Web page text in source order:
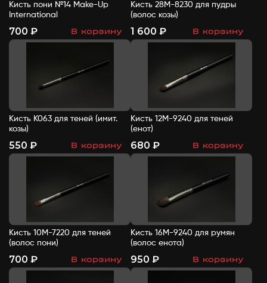
Кисть пони №14 Make-Up
International
700 ₽ В корзину
- +
Кисть 28М-8230 для пудры
(волос козы)
1 600 ₽ В корзину
- +
Кисть К063 для теней (имит.
козы)
550 ₽ В корзину
- +
Кисть 12М-9240 для теней
(енот)
680 ₽ В корзину
- +
Кисть 10М-7220 для теней
(волос пони)
700 ₽ В корзину
- +
Кисть 16М-9240 для румян
(волос енота)
950 ₽ В корзину
- +